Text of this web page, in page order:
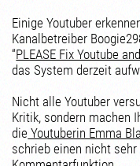
Einige Youtuber
Kanalbetreiber
“PLEASE Fix Youtube
das System derzeit
Nicht alle Youtuber
Kritik, sondern machen
die Youtuberin Emma
schrieb einen nicht